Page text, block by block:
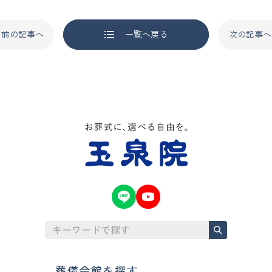
一覧へ戻る
前の記事へ 次の記事へ